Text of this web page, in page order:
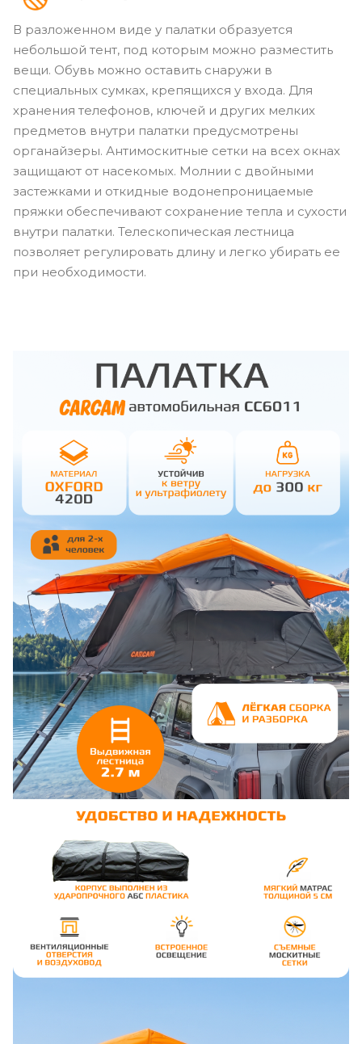
В разложенном виде у палатки образуется
небольшой тент, под которым можно разместить
вещи. Обувь можно оставить снаружи в
специальных сумках, крепящихся у входа. Для
хранения телефонов, ключей и других мелких
предметов внутри палатки предусмотрены
органайзеры. Антимоскитные сетки на всех окнах
защищают от насекомых. Молнии с двойными
застежками и откидные водонепроницаемые
пряжки обеспечивают сохранение тепла и сухости
внутри палатки. Телескопическая лестница
позволяет регулировать длину и легко убирать ее
при необходимости.